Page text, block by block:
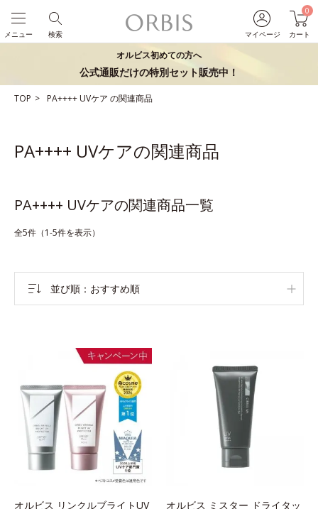
マイページ
0
カート
検索
メニュー
オルビス初めての方へ
公式通販だけの特別セット販売中！
TOP PA++++ UVケア の関連商品
PA++++ UVケアの関連商品
PA++++ UVケアの関連商品一覧
全5件（1-5件を表示）
並び順 おすすめ順
オルビス リンクルブライトUV
オルビス ミスター ドライタッ